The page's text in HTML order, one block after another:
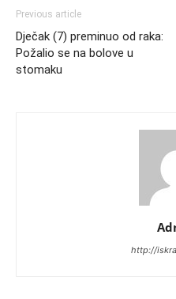
Previous article
Dječak (7) preminuo od raka:
Požalio se na bolove u
stomaku
http://